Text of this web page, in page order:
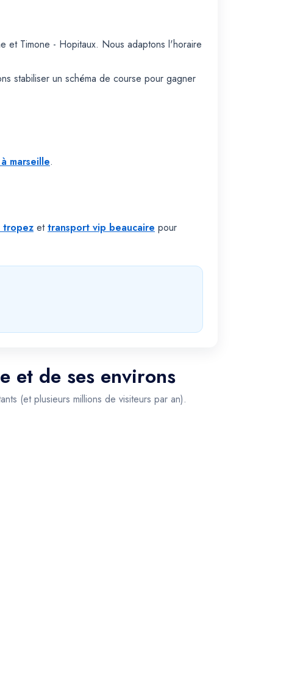
et Timone - Hopitaux. Nous adaptons l'horaire
stabiliser un schéma de course pour gagner
marseille.
tropez ettransport vip beaucaire pour
et de ses environs
(et plusieurs millions de visiteurs par an).